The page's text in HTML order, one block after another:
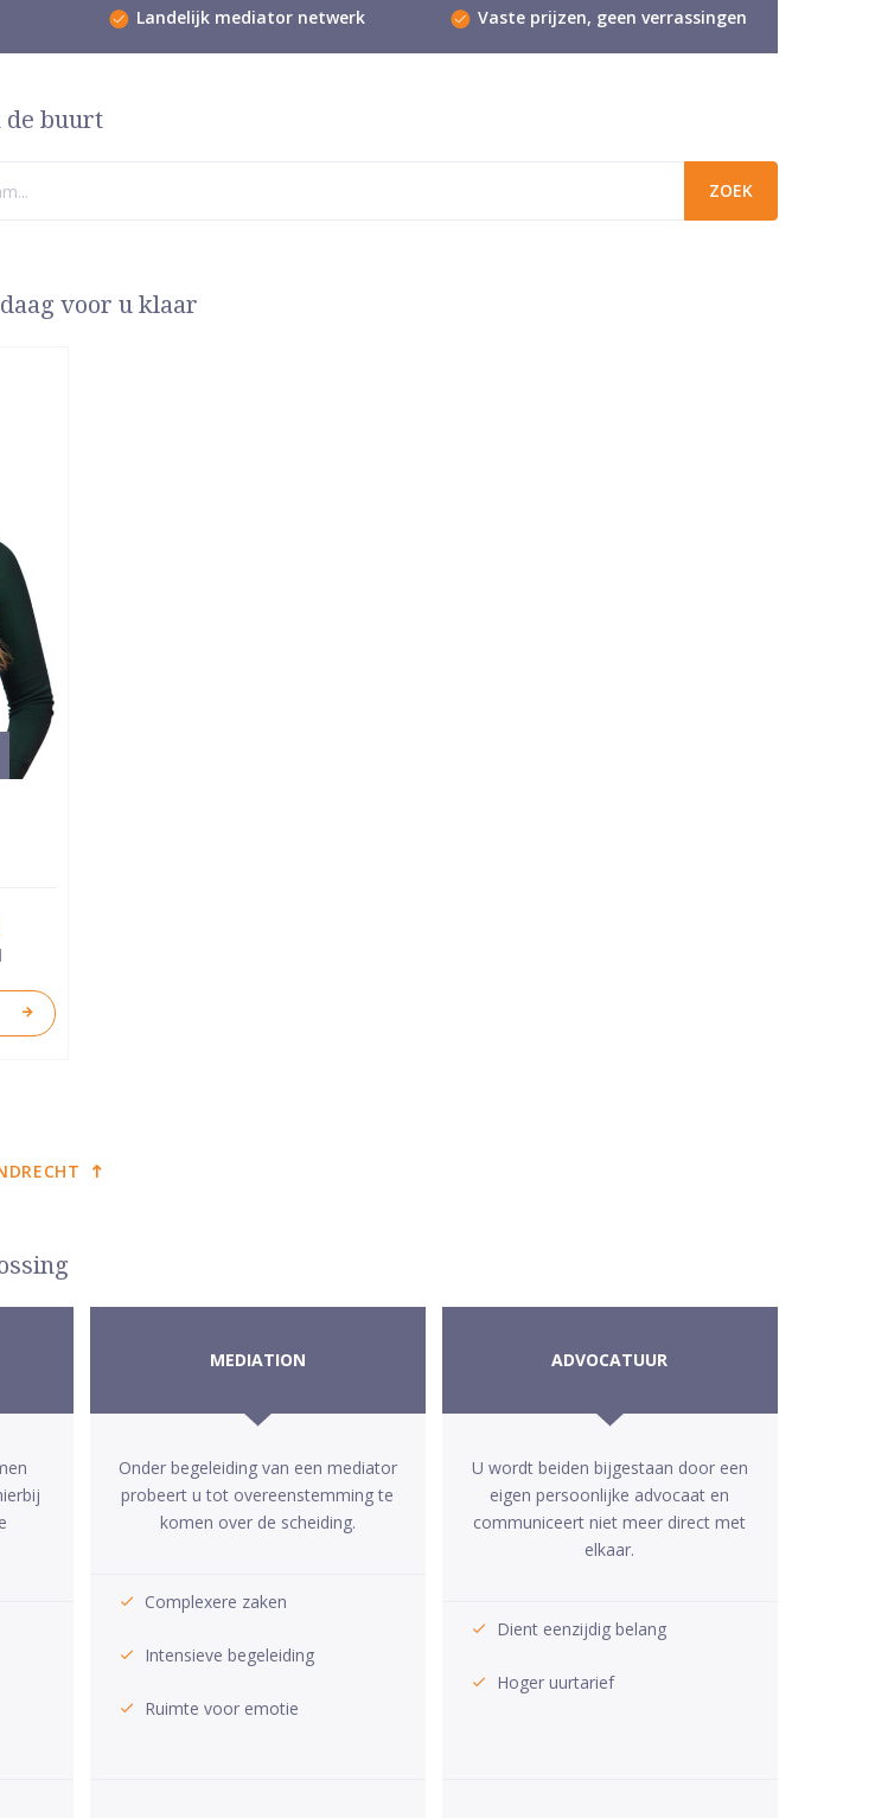
Landelijk mediator netwerk Vaste prijzen, geen verrassingen
de buurt
voor u klaar
MEDIATION
Onder begeleiding van een mediator
probeert u tot overeenstemming te
komen over de scheiding.
Complexere zaken
Intensieve begeleiding
Ruimte voor emotie
ADVOCATUUR
U wordt beiden bijgestaan door een
eigen persoonlijke advocaat en
communiceert niet meer direct met
elkaar.
Dient eenzijdig belang
Hoger uurtarief